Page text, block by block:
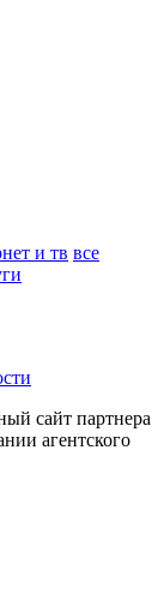
и тв все
сайт партнера
агентского